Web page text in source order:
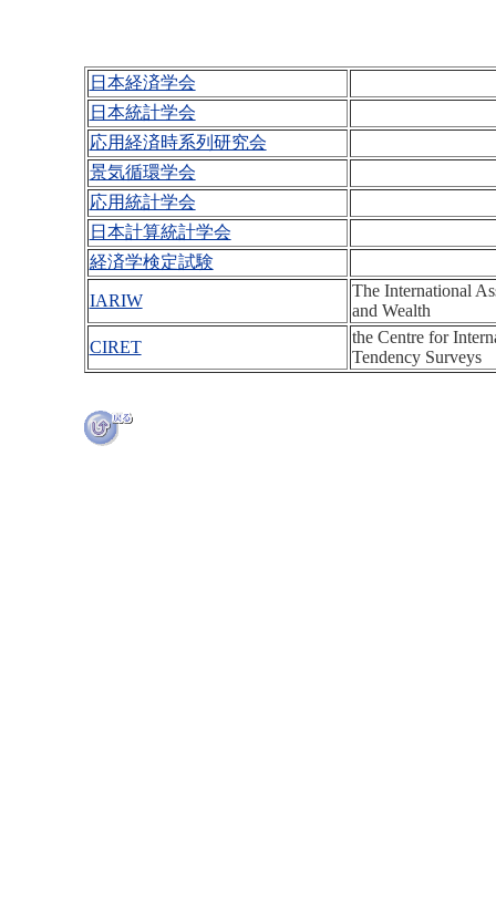
日本経済学会
日本統計学会
応用経済時系列研究会
景気循環学会
応用統計学会
日本計算統計学会
経済学検定試験
IARIW
The International
and Wealth
CIRET
the Centre for
Tendency Surveys